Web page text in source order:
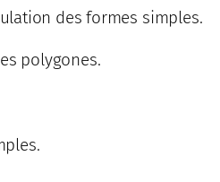
des formes simples.
polygones.